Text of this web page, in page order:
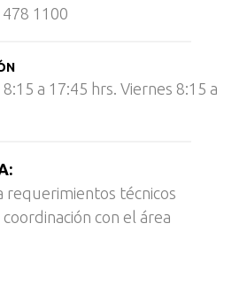
1100
a 17:45 hrs. Viernes 8:15 a
requerimientos técnicos
con el área